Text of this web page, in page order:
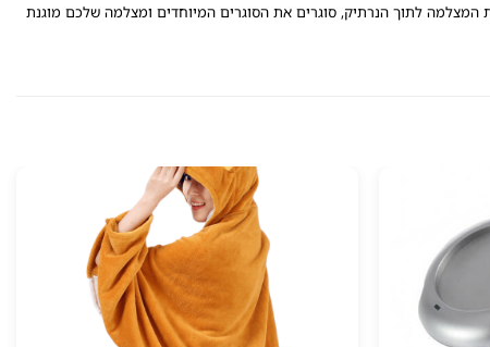
לתוך הנרתיק, סוגרים את הסוגרים המיוחדים ומצלמה שלכם מוגנת